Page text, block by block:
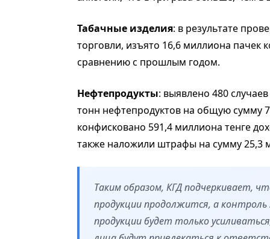
Табачные изделия: в результате
торговли, изъято 16,6 миллиона пачек
сравнению с прошлым годом.
Нефтепродукты: выявлено 480
тонн нефтепродуктов на общую сумму
конфисковано 591,4 миллиона тенге
также наложили штрафы на сумму 25,3
Таким образом, КГД подчеркивает,
продукции продолжится, а
продукции будет только